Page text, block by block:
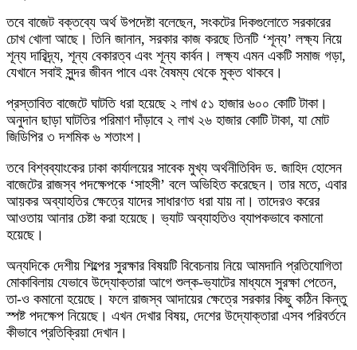
তবে বাজেট বক্তব্যে অর্থ উপদেষ্টা বলেছেন, সংকটের দিকগুলোতে সরকারের
চোখ খোলা আছে। তিনি জানান, সরকার কাজ করছে তিনটি ‘শূন্য’ লক্ষ্য নিয়ে
শূন্য দারিদ্র্য, শূন্য বেকারত্ব এবং শূন্য কার্বন। লক্ষ্য এমন একটি সমাজ গড়া,
যেখানে সবাই সুন্দর জীবন পাবে এবং বৈষম্য থেকে মুক্ত থাকবে।
প্রস্তাবিত বাজেটে ঘাটতি ধরা হয়েছে ২ লাখ ৫১ হাজার ৬০০ কোটি টাকা।
অনুদান ছাড়া ঘাটতির পরিমাণ দাঁড়াবে ২ লাখ ২৬ হাজার কোটি টাকা, যা মোট
জিডিপির ৩ দশমিক ৬ শতাংশ।
তবে বিশ্বব্যাংকের ঢাকা কার্যালয়ের সাবেক মুখ্য অর্থনীতিবিদ ড. জাহিদ হোসেন
বাজেটের রাজস্ব পদক্ষেপকে ‘সাহসী’ বলে অভিহিত করেছেন। তার মতে, এবার
আয়কর অব্যাহতির ক্ষেত্রে যাদের সাধারণত ধরা যায় না। তাদেরও করের
আওতায় আনার চেষ্টা করা হয়েছে। ভ্যাট অব্যাহতিও ব্যাপকভাবে কমানো
হয়েছে।
অন্যদিকে দেশীয় শিল্পের সুরক্ষার বিষয়টি বিবেচনায় নিয়ে আমদানি প্রতিযোগিতা
মোকাবিলায় যেভাবে উদ্যোক্তারা আগে শুল্ক-ভ্যাটের মাধ্যমে সুরক্ষা পেতেন,
তা-ও কমানো হয়েছে। ফলে রাজস্ব আদায়ের ক্ষেত্রে সরকার কিছু কঠিন কিন্তু
স্পষ্ট পদক্ষেপ নিয়েছে। এখন দেখার বিষয়, দেশের উদ্যোক্তারা এসব পরিবর্তনে
কীভাবে প্রতিক্রিয়া দেখান।